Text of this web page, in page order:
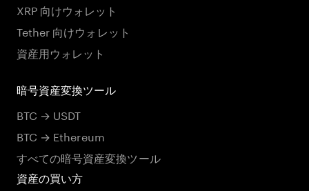
XRP 向けウォレット
Tether 向けウォレット
資産用ウォレット
暗号資産変換ツール
BTC → USDT
BTC → Ethereum
すべての暗号資産変換ツール
資産の買い方